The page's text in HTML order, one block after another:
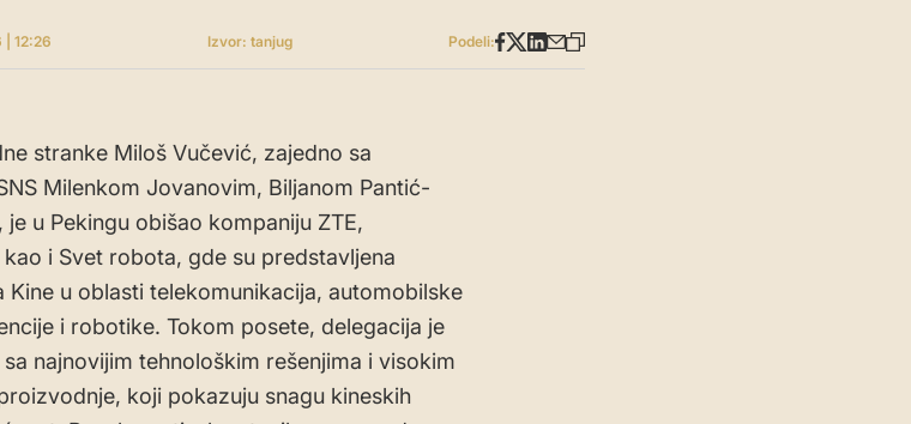
12:26 Izvor: tanjug Podeli:
stranke Miloš Vučević, zajedno sa
Milenkom Jovanovim, Biljanom Pantić-
u Pekingu obišao kompaniju ZTE,
i Svet robota, gde su predstavljena
Kine u oblasti telekomunikacija, automobilske
i robotike. Tokom posete, delegacija je
najnovijim tehnološkim rešenjima i visokim
koji pokazuju snagu kineskih